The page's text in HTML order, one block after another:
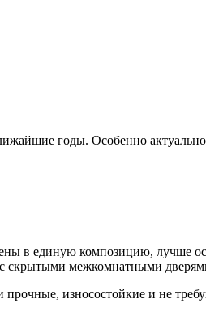
годы. Особенно
в единую композицию, лучше
с скрытыми межкомнатными
износостойкие и не